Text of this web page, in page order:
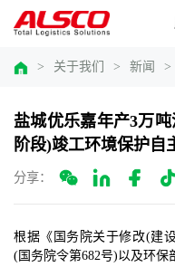
> 关于我们 > 新闻 >
盐城优乐嘉年产3万
阶段)竣工环境保护自
分享：
根据《国务院关于修改(建
(国务院令第682号)以及环